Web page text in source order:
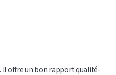
Il offre un bon rapport qualité-